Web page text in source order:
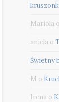
Mariola o
aniela o
Świetny
M o
Irena o